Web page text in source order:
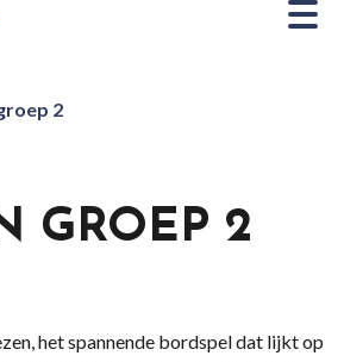
2
GROEP 2
het spannende bordspel dat lijkt op